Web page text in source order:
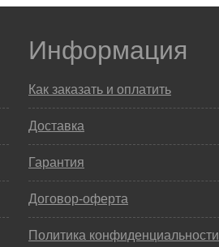
Информация
Как заказать и оплатить
Доставка
Гарантия
Договор-оферта
Политика конфиденциальности